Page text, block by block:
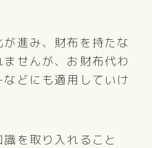
進み、財布を持たな
せんが、お財布代わ
どにも適用していけ
を取り入れること